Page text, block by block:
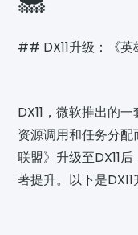
## DX11升级：《
DX11，微软推出的
资源调用和任务分
联盟》升级至DX11
著提升。以下是